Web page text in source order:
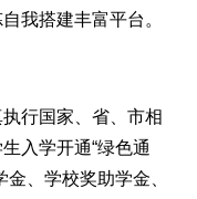
我搭建丰富平台。
行国家、省、市相
入学开通“绿色通
、学校奖助学金、